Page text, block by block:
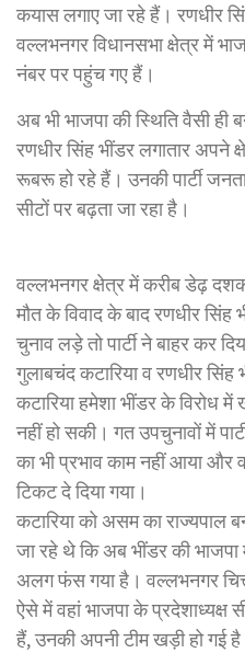
कयास लगाए जा रहे हैं। रणधीर
वल्लभनगर विधानसभा क्षेत्र में
नंबर पर पहुंच गए हैं।
अब भी भाजपा की स्थिति वैसी ही
रणधीर सिंह भींडर लगातार अपने
रूबरू हो रहे हैं। उनकी पार्टी
सीटों पर बढ़ता जा रहा है।
वल्लभनगर क्षेत्र में करीब डेढ़
मौत के विवाद के बाद रणधीर सिंह
चुनाव लड़े तो पार्टी ने बाहर कर
गुलाबचंद कटारिया व रणधीर
कटारिया हमेशा भींडर के विरोध
नहीं हो सकी। गत उपचुनावों में
का भी प्रभाव काम नहीं आया और
टिकट दे दिया गया।
कटारिया को असम का राज्यपाल
जा रहे थे कि अब भींडर की
अलग फंस गया है। वल्लभनगर
ऐसे में वहां भाजपा के प्रदेशाध्यक्ष
हैं, उनकी अपनी टीम खड़ी हो गई